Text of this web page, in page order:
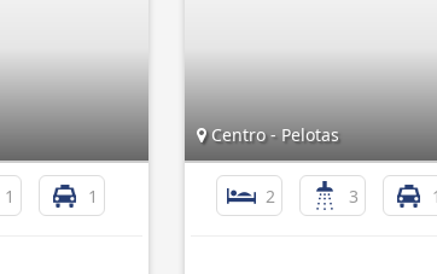
1 1
Centro - Pelotas
2 3